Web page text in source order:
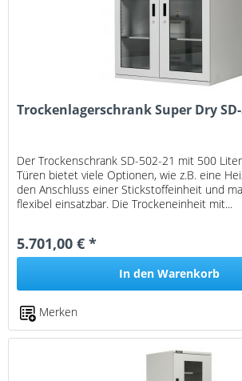
Trockenlagerschrank Super Dry SD-
Der Trockenschrank SD-502-21 mit 500
Türen bietet viele Optionen, wie z.B. eine
den Anschluss einer Stickstoffeinheit und
flexibel einsatzbar. Die Trockeneinheit mit...
5.701,00 € *
In den Warenkorb
Merken